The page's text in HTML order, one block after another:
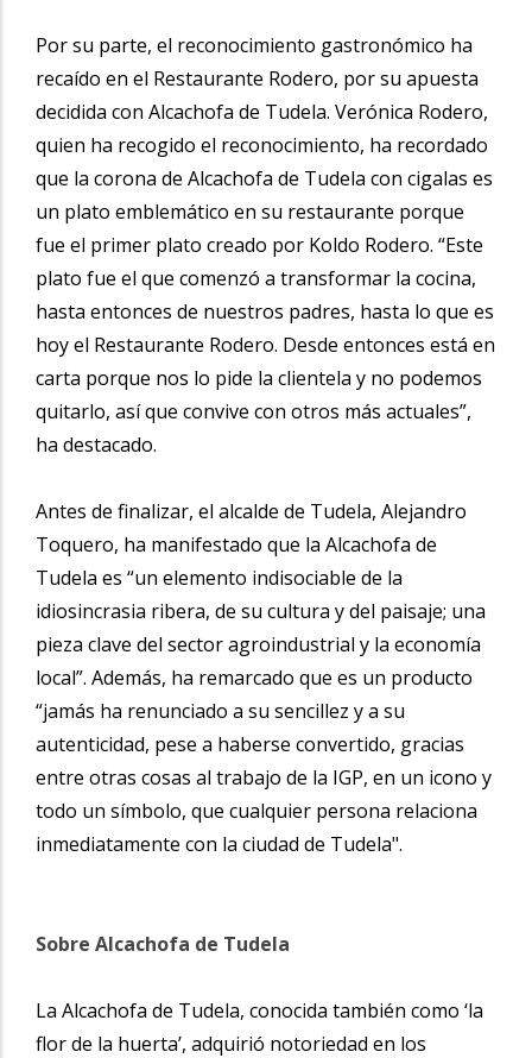
Por su parte, el reconocimiento gastronómico ha
recaído en el Restaurante Rodero, por su apuesta
decidida con Alcachofa de Tudela. Verónica Rodero,
quien ha recogido el reconocimiento, ha recordado
que la corona de Alcachofa de Tudela con cigalas es
un plato emblemático en su restaurante porque
fue el primer plato creado por Koldo Rodero. “Este
plato fue el que comenzó a transformar la cocina,
hasta entonces de nuestros padres, hasta lo que es
hoy el Restaurante Rodero. Desde entonces está en
carta porque nos lo pide la clientela y no podemos
quitarlo, así que convive con otros más actuales”,
ha destacado.
Antes de finalizar, el alcalde de Tudela, Alejandro
Toquero, ha manifestado que la Alcachofa de
Tudela es “un elemento indisociable de la
idiosincrasia ribera, de su cultura y del paisaje; una
pieza clave del sector agroindustrial y la economía
local”. Además, ha remarcado que es un producto
“jamás ha renunciado a su sencillez y a su
autenticidad, pese a haberse convertido, gracias
entre otras cosas al trabajo de la IGP, en un icono y
todo un símbolo, que cualquier persona relaciona
inmediatamente con la ciudad de Tudela".
Sobre Alcachofa de Tudela
La Alcachofa de Tudela, conocida también como ‘la
flor de la huerta’, adquirió notoriedad en los